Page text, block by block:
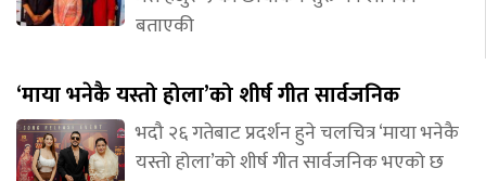
बताएकी
‘माया भनेकै यस्तो होला’को शीर्ष गीत सार्वजनिक
भदौ २६ गतेबाट प्रदर्शन हुने चलचित्र ‘माया भनेकै
यस्तो होला’को शीर्ष गीत सार्वजनिक भएको छ